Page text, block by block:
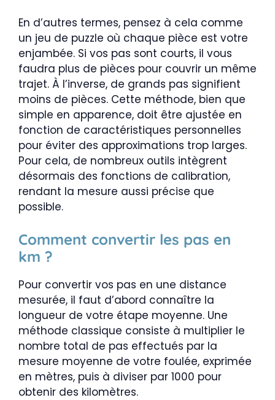
En d’autres termes, pensez à cela comme
un jeu de puzzle où chaque pièce est votre
enjambée. Si vos pas sont courts, il vous
faudra plus de pièces pour couvrir un même
trajet. À l’inverse, de grands pas signifient
moins de pièces. Cette méthode, bien que
simple en apparence, doit être ajustée en
fonction de caractéristiques personnelles
pour éviter des approximations trop larges.
Pour cela, de nombreux outils intègrent
désormais des fonctions de calibration,
rendant la mesure aussi précise que
possible.
Comment convertir les pas en
km ?
Pour convertir vos pas en une distance
mesurée, il faut d’abord connaître la
longueur de votre étape moyenne. Une
méthode classique consiste à multiplier le
nombre total de pas effectués par la
mesure moyenne de votre foulée, exprimée
en mètres, puis à diviser par 1000 pour
obtenir des kilomètres.